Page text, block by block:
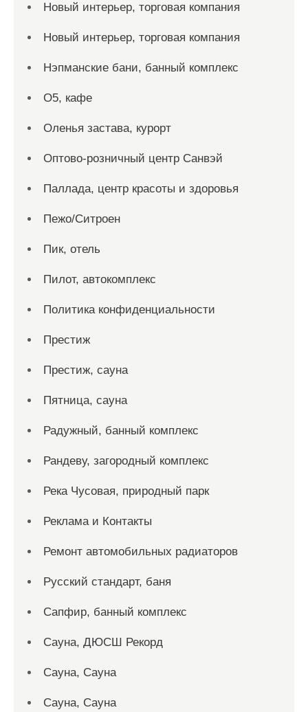
Новый интерьер, торговая компания
Новый интерьер, торговая компания
Нэпманские бани, банный комплекс
О5, кафе
Оленья застава, курорт
Оптово-розничный центр Санвэй
Паллада, центр красоты и здоровья
Пежо/Ситроен
Пик, отель
Пилот, автокомплекс
Политика конфиденциальности
Престиж
Престиж, сауна
Пятница, сауна
Радужный, банный комплекс
Рандеву, загородный комплекс
Река Чусовая, природный парк
Реклама и Контакты
Ремонт автомобильных радиаторов
Русский стандарт, баня
Сапфир, банный комплекс
Сауна, ДЮСШ Рекорд
Сауна, Сауна
Сауна, Сауна